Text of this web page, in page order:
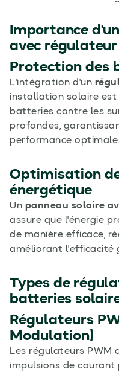
Importance d'un
avec
Protection des
L'intégration d'un
installation solaire
batteries contre les
profondes,
performance optimale.
Optimisation
énergétique
Un panneau solaire
assure que l'énergie
de manière efficace,
améliorant l'efficacité
Types de
batteries
Régulateurs
Modulation)
Les régulateurs PWM
impulsions de